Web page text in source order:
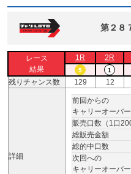
第２８
レース
結果
1R 2R
5 1
残りチャンス数 129 12
詳細
前回からの
キャリーオーバ
販売口数（1口
総販売金額
総的中口数
次回への
キャリーオーバ